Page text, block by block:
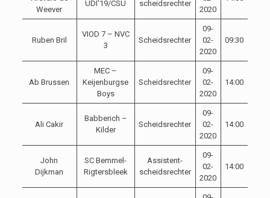
Weever
UDI’19/CSU
scheidsrechter
2020
Ruben Bril
VIOD 7 – NVC
3
Scheidsrechter
09-
02-
2020
09:30
Ab Brussen
MEC –
Keijenburgse
Boys
Scheidsrechter
09-
02-
2020
14:00
Ali Cakir
Babberich –
Kilder
Scheidsrechter
09-
02-
2020
14:00
John
Dijkman
SC Bemmel-
Rigtersbleek
Assistent-
scheidsrechter
09-
02-
2020
14:00